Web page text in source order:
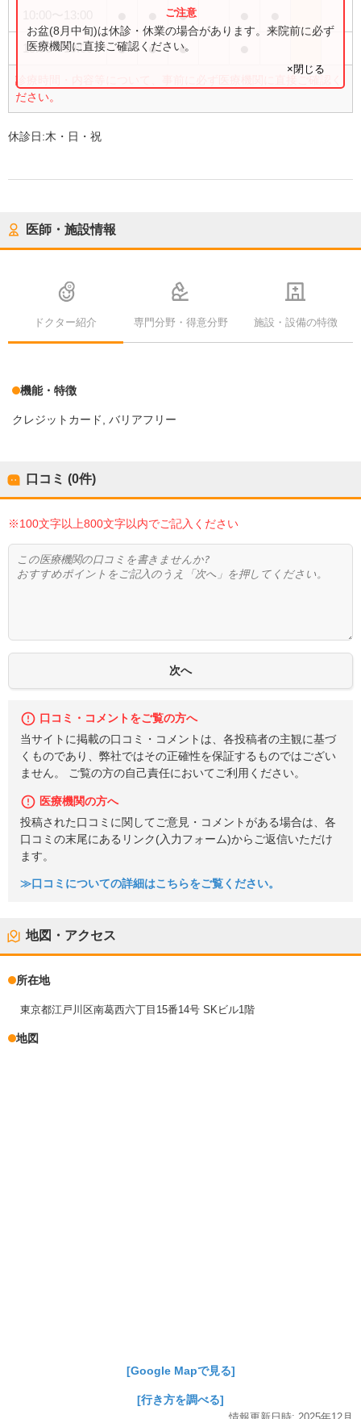
●
15:00〜19:00 ● ● ●
診療時間・内容等について、事前に必ず医療機関に直接ご確認く
ださい。
お盆(8月中旬)は休診・休業の場合があります。来院前に必ず
医療機関に直接ご確認ください。
×閉じる
休診日:木・日・祝
医師・施設情報
ドクター紹介 専門分野・得意分野 施設・設備の特徴
機能・特徴
クレジットカード バリアフリー
口コミ (0件)
※100文字以上800文字以内でご記入ください
口コミ・コメントをご覧の方へ
当サイトに掲載の口コミ・コメントは、各投稿者の主観に基づ
くものであり、弊社ではその正確性を保証するものではござい
ません。 ご覧の方の自己責任においてご利用ください。
医療機関の方へ
投稿された口コミに関してご意見・コメントがある場合は、各
口コミの末尾にあるリンク(入力フォーム)からご返信いただけ
ます。
≫口コミについての詳細はこちらをご覧ください。
地図・アクセス
所在地
東京都江戸川区南葛西六丁目15番14号 SKビル1階
地図
[Google Mapで見る]
[行き方を調べる]